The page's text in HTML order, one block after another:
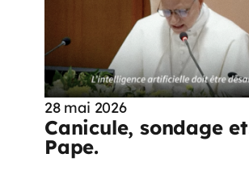
28 mai 2026
Canicule, sondage
Pape.